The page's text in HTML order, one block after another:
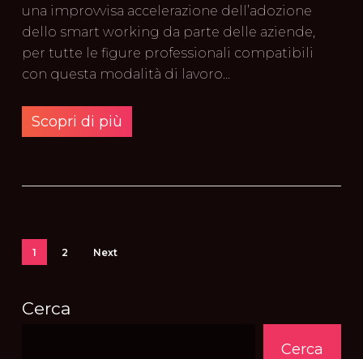
una improvvisa accelerazione dell’adozione
dello smart working da parte delle aziende,
per tutte le figure professionali compatibili
con questa modalità di lavoro…
Scopri di più
1 2 Next
Cerca
Cerca